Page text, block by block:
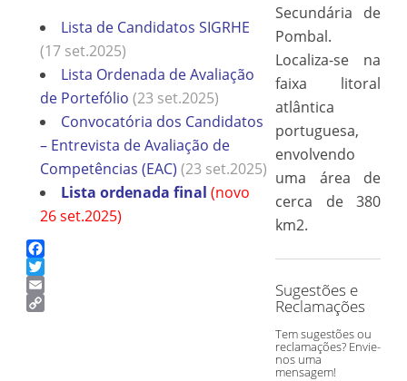
Lista de Candidatos SIGRHE
(17 set.2025)
Lista Ordenada de Avaliação
de Portefólio (23 set.2025)
Convocatória dos Candidatos
– Entrevista de Avaliação de
Competências (EAC) (23 set.2025)
Lista ordenada final (novo
26 set.2025)
Facebook
Twitter
Email
Secundária de
Pombal.
Localiza-se na
faixa litoral
atlântica
portuguesa,
envolvendo
uma área de
cerca de 380
km2.
Sugestões e
Reclamações
Tem sugestões ou
reclamações? Envie-
nos uma
mensagem!